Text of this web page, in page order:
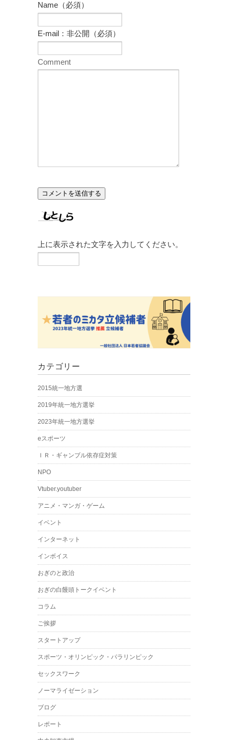
Name（必須）
E-mail：非公開（必須）
Comment
上に表示された文字を入力してください。
カテゴリー
2015統一地方選
2019年統一地方選挙
2023年統一地方選挙
eスポーツ
ＩＲ・ギャンブル依存症対策
NPO
Vtuber.youtuber
アニメ・マンガ・ゲーム
イベント
インターネット
インボイス
おぎのと政治
おぎの白饅頭トークイベント
コラム
ご挨拶
スタートアップ
スポーツ・オリンピック・パラリンピック
セックスワーク
ノーマライゼーション
ブログ
レポート